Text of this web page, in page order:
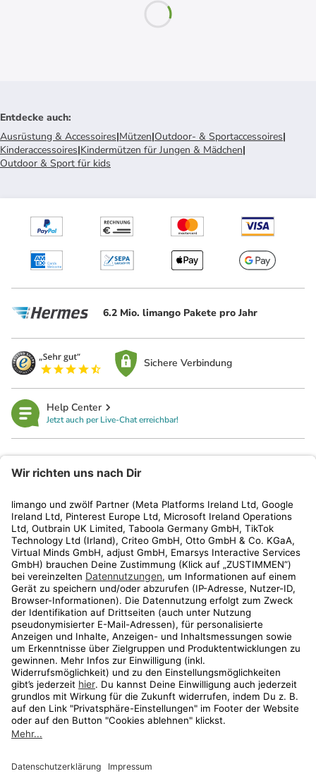
Entdecke auch:
Ausrüstung & Accessoires|Mützen|Outdoor- & Sportaccessoires|
Kinderaccessoires|Kindermützen für Jungen & Mädchen|
Outdoor & Sport für kids
6.2 Mio. limango Pakete pro Jahr
Sichere Verbindung
Help Center
Jetzt auch per Live-Chat erreichbar!
Kundenservice
Shop
Aktionen
Travel